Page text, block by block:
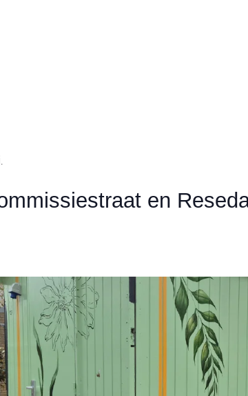
en